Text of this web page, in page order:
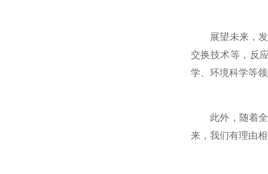
展望未来，发
交换技术等，反
学、环境科学等
此外，随着全
来，我们有理由